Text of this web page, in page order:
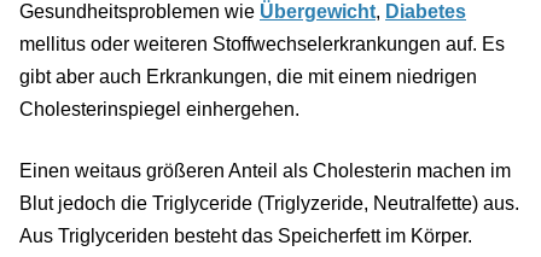
Gesundheitsproblemen wie Übergewicht, Diabetes
mellitus oder weiteren Stoffwechselerkrankungen auf. Es
gibt aber auch Erkrankungen, die mit einem niedrigen
Cholesterinspiegel einhergehen.
Einen weitaus größeren Anteil als Cholesterin machen im
Blut jedoch die Triglyceride (Triglyzeride, Neutralfette) aus.
Aus Triglyceriden besteht das Speicherfett im Körper.